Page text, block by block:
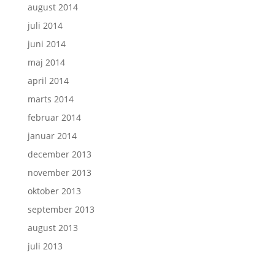
august 2014
juli 2014
juni 2014
maj 2014
april 2014
marts 2014
februar 2014
januar 2014
december 2013
november 2013
oktober 2013
september 2013
august 2013
juli 2013